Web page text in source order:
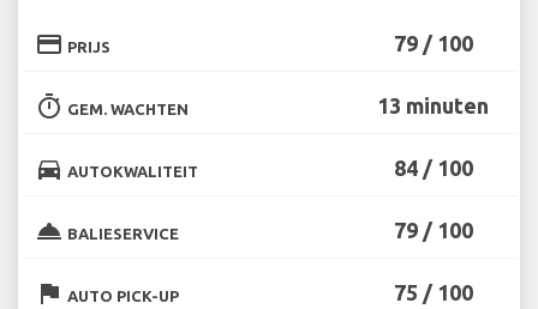
credit_card PRIJS 79 / 100
timer GEM. WACHTEN 13 minuten
directions_car AUTOKWALITEIT 84 / 100
room_service BALIESERVICE 79 / 100
flag AUTO PICK-UP 75 / 100